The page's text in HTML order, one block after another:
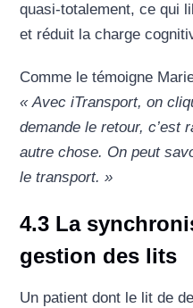
quasi-totalement, ce qui
et réduit la charge
Comme le témoigne
« Avec iTransport, on
demande le retour, c’est
autre chose. On peut
le transport. »
4.3 La
gestion des lits
Un patient dont le lit de